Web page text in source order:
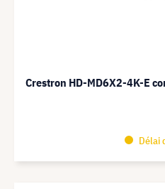
Crestron HD-MD6X2-4K-E
Délai